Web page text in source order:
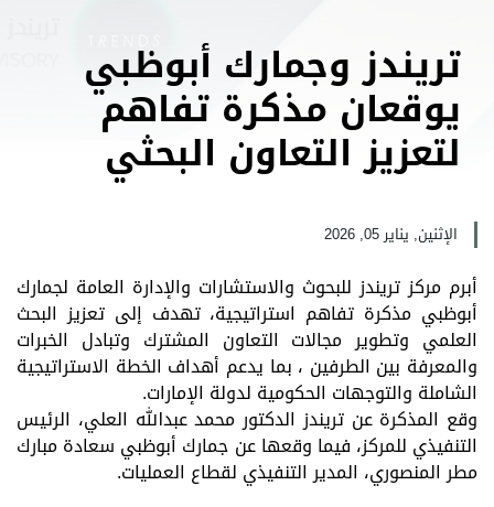
تريندز وجمارك أبوظبي
يوقعان مذكرة تفاهم
لتعزيز التعاون البحثي
الإثنين, يناير 05, 2026
أبرم مركز تريندز للبحوث والاستشارات والإدارة العامة لجمارك
أبوظبي مذكرة تفاهم استراتيجية، تهدف إلى تعزيز البحث
العلمي وتطوير مجالات التعاون المشترك وتبادل الخبرات
والمعرفة بين الطرفين ، بما يدعم أهداف الخطة الاستراتيجية
الشاملة والتوجهات الحكومية لدولة الإمارات.
وقع المذكرة عن تريندز الدكتور محمد عبدالله العلي، الرئيس
التنفيذي للمركز، فيما وقعها عن جمارك أبوظبي سعادة مبارك
مطر المنصوري، المدير التنفيذي لقطاع العمليات.